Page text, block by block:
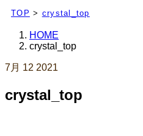
TOP > crystal_top
HOME
crystal_top
7月 12 2021
crystal_top